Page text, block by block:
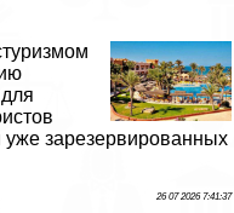
зарезервированных
26 07 2026 7:41:37